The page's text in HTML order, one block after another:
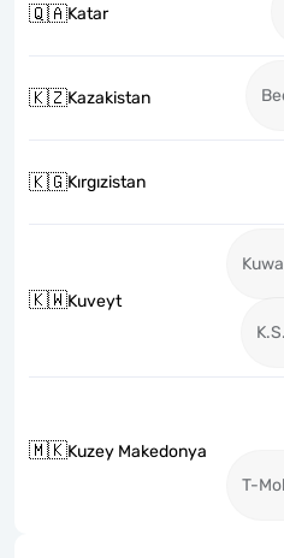
🇶🇦Katar
🇰🇿Kazakistan
🇰🇬Kırgızistan
🇰🇼Kuveyt
🇲🇰Kuzey Makedonya
T-